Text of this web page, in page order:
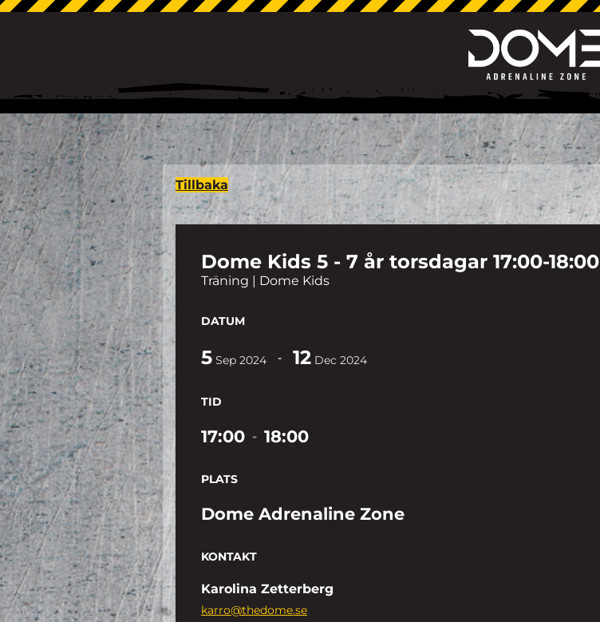
Tillbaka
Dome Kids 5 - 7 år torsdagar 17:00-18:00
Träning | Dome Kids
DATUM
5 Sep 2024 - 12 Dec 2024
TID
17:00 - 18:00
PLATS
Dome Adrenaline Zone
KONTAKT
Karolina Zetterberg
karro@thedome.se